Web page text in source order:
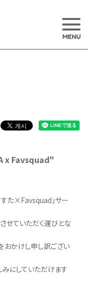
x Favsquad"
すた×Favsquad」サー
せていただく運びとな
おかけし申し訳ござい
にしていただけます